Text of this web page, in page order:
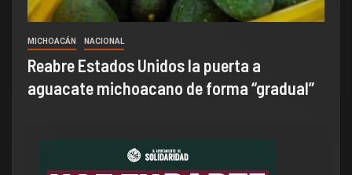
MICHOACÁN NACIONAL
Reabre Estados Unidos la puerta a
aguacate michoacano de forma “gradual”